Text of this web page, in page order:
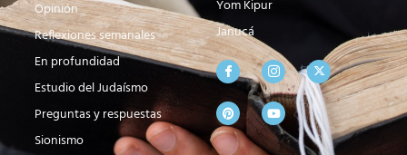
Opinión
Reflexiones semanales
En profundidad
Estudio del Judaísmo
Preguntas y respuestas
Sionismo
Yom Kipur
Janucá